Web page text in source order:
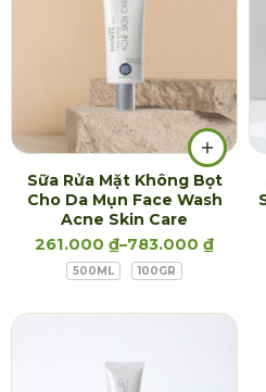
Sữa Rửa Mặt Không Bọt
Cho Da Mụn Face Wash
Acne Skin Care
261.000 ₫–783.000 ₫
500ML 100GR